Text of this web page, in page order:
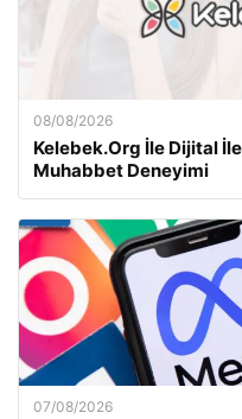
08/08/2026
Kelebek.Org İle Dijital
Muhabbet Deneyimi
07/08/2026